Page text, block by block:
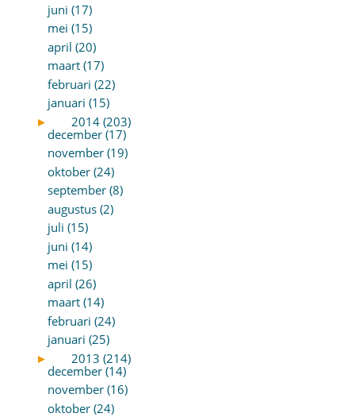
juni (17)
mei (15)
april (20)
maart (17)
februari (22)
januari (15)
►
2014 (203)
december (17)
november (19)
oktober (24)
september (8)
augustus (2)
juli (15)
juni (14)
mei (15)
april (26)
maart (14)
februari (24)
januari (25)
►
2013 (214)
december (14)
november (16)
oktober (24)